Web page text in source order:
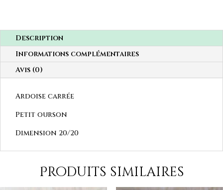
Description
Informations complémentaires
Avis (0)
Ardoise carrée
Petit ourson
Dimension 20/20
Produits similaires